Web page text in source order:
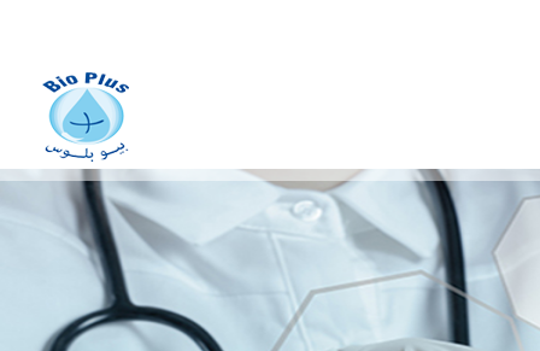
fabrication des dispositifs
médicaux